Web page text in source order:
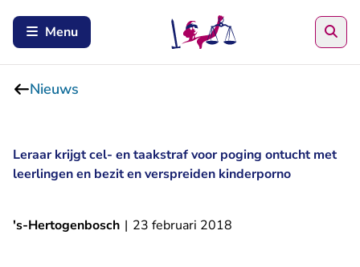
Menu
Nieuws
Leraar krijgt cel- en taakstraf voor poging ontucht met
leerlingen en bezit en verspreiden kinderporno
's-Hertogenbosch | 23 februari 2018